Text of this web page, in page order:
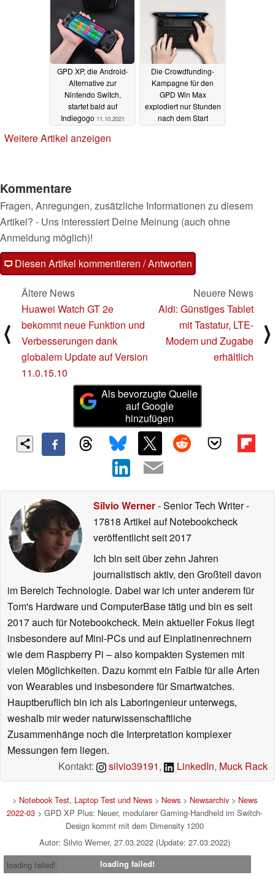
GPD XP, die Android-
Alternative zur
Nintendo Switch,
startet bald auf
Indiegogo 11.10.2021
Die Crowdfunding-
Kampagne für den
GPD Win Max
explodiert nur Stunden
nach dem Start
Weitere Artikel anzeigen
Kommentare
Fragen, Anregungen, zusätzliche Informationen zu diesem
Artikel? - Uns interessiert Deine Meinung (auch ohne
Anmeldung möglich)!
Diesen Artikel kommentieren / Antworten
⟨
Ältere News
Huawei Watch GT 2e
bekommt neue Funktion und
Verbesserungen dank
globalem Update auf Version
11.0.15.10
Neuere News
Aldi: Günstiges Tablet
mit Tastatur, LTE-
Modem und Zugabe
erhältlich
⟩
Als bevorzugte Quelle
auf Google
hinzufügen
Silvio Werner- Senior Tech Writer-
17818 Artikel auf Notebookcheck
veröffentlichtseit 2017
Ich bin seit über zehn Jahren
journalistisch aktiv, den Großteil davon
im Bereich Technologie. Dabei war ich unter anderem für
Tom's Hardware und ComputerBase tätig und bin es seit
2017 auch für Notebookcheck. Mein aktueller Fokus liegt
insbesondere auf Mini-PCs und auf Einplatinenrechnern
wie dem Raspberry Pi – also kompakten Systemen mit
vielen Möglichkeiten. Dazu kommt ein Faible für alle Arten
von Wearables und insbesondere für Smartwatches.
Hauptberuflich bin ich als Laboringenieur unterwegs,
weshalb mir weder naturwissenschaftliche
Zusammenhänge noch die Interpretation komplexer
Messungen fern liegen.
Kontakt:
silvio39191, LinkedIn, Muck Rack
> Notebook Test, Laptop Test und News> News> Newsarchiv> News
2022-03> GPD XP Plus: Neuer, modularer Gaming-Handheld im Switch-
Design kommt mit dem Dimensity 1200
Autor: Silvio Werner, 27.03.2022 (Update: 27.03.2022)
loading failed!
loading failed!